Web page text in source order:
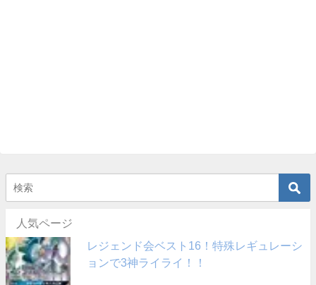
人気ページ
レジェンド会ベスト16！特殊レギュレーシ
ョンで3神ライライ！！